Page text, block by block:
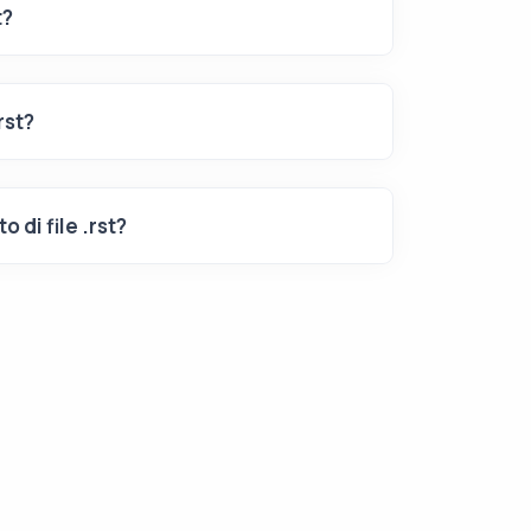
di file .rst?